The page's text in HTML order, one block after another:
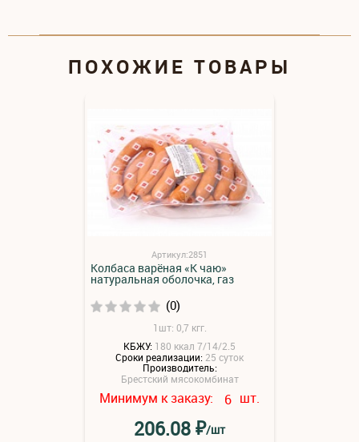
ПОХОЖИЕ ТОВАРЫ
Артикул:2851
Колбаса варёная «К чаю»
натуральная оболочка, газ
(0)
1шт: 0,7 кгг.
КБЖУ: 180 ккал 7/14/2.5
Сроки реализации: 25 суток
Производитель:
Брестский мясокомбинат
Минимум к заказу: 6 шт.
206.08₽/шт